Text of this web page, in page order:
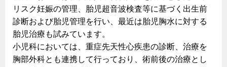
リスク妊娠の管理、胎児超音波検査等に基づく出生前
診断および胎児管理を行い、最近は胎児胸水に対する
胎児治療も試みています。
小児科においては、重症先天性心疾患の診断、治療を
胸部外科とも連携して行っており、術前後の治療とし